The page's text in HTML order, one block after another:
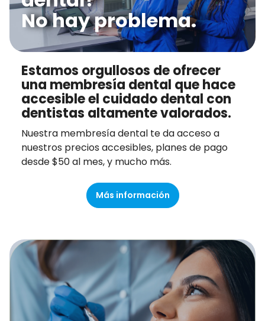
No hay problema.
Estamos orgullosos de ofrecer
una membresía dental que hace
accesible el cuidado dental con
dentistas altamente valorados.
Nuestra membresía dental te da acceso a
nuestros precios accesibles, planes de pago
desde $50 al mes, y mucho más.
Más información